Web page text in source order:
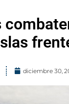
diciembre 30,